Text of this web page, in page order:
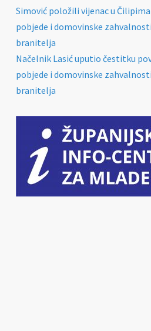
Simović položili vijenac u
pobjede i domovinske
branitelja
Načelnik Lasić uputio čestitku
pobjede i domovinske
branitelja